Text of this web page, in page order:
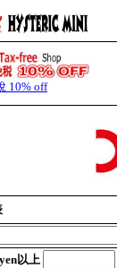
10% off
yen以上